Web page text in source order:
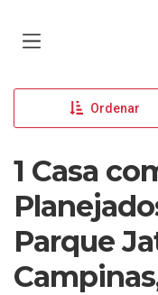
Ordenar
1 Casa
Parque